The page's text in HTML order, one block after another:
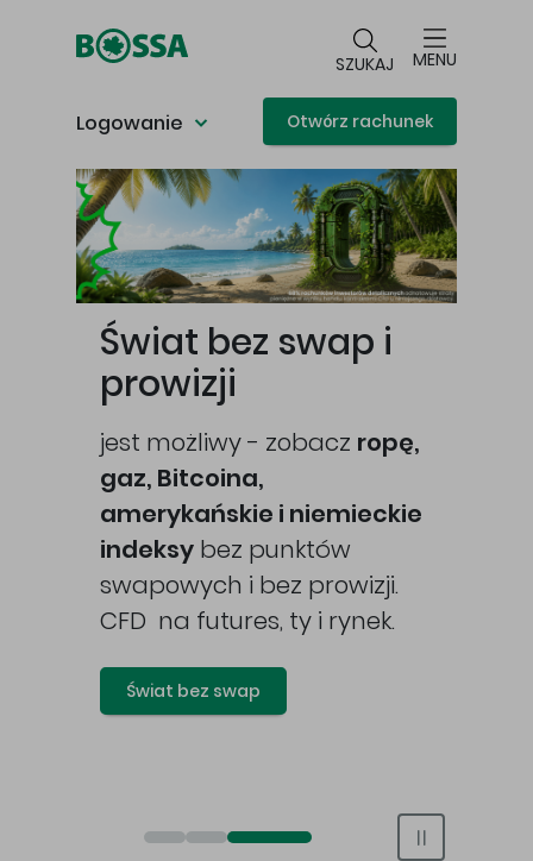
SZUKAJ MENU
Logowanie Otwórz rachunek
Główna treść
Świat bez swap i
prowizji
jest możliwy - zobacz ropę,
gaz, Bitcoina,
amerykańskie i niemieckie
indeksy bez punktów
swapowych i bez prowizji.
CFD na futures, ty i rynek.
Świat bez swap
Otwórz rachunek maklerski online
Otwórz konto IKE/IKZE
Świat bez swap i prowizji